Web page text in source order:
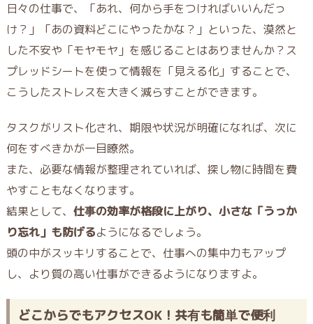
日々の仕事で、「あれ、何から手をつければいいんだっ
け？」「あの資料どこにやったかな？」といった、漠然と
した不安や「モヤモヤ」を感じることはありませんか？ス
プレッドシートを使って情報を 「見える化」 することで、
こうしたストレスを大きく減らすことができます。
タスクがリスト化され、期限や状況が明確になれば、次に
何をすべきかが一目瞭然。
また、必要な情報が整理されていれば、探し物に時間を費
やすこともなくなります。
結果として、 仕事の効率が格段に上がり、小さな「うっか
り忘れ」も防げるようになるでしょう。
頭の中がスッキリすることで、仕事への集中力もアップ
し、より質の高い仕事ができるようになりますよ。
どこからでもアクセスOK！共有も簡単で便利